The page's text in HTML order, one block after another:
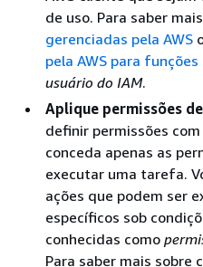
de uso. Para saber
gerenciadas pela AWS
pela AWS para
usuário do IAM.
Aplique permissões
definir permissões
conceda apenas as
executar uma tarefa.
ações que podem ser
específicos sob
conhecidas como
Para saber mais sobre